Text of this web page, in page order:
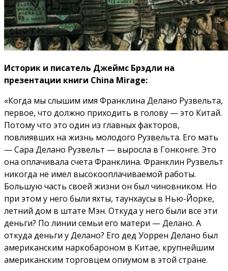
Историк и писатель Джеймс Брэдли на
презентации книги China Mirage:
«Когда мы слышим имя Франклина Делано Рузвельта,
первое, что должно приходить в голову — это Китай.
Потому что это один из главных факторов,
повлиявших на жизнь молодого Рузвельта. Его мать
— Сара Делано Рузвельт — выросла в Гонконге. Это
она оплачивала счета Франклина. Франклин Рузвельт
никогда не имел высокооплачиваемой работы.
Большую часть своей жизни он был чиновником. Но
при этом у него были яхты, таунхаусы в Нью-Йорке,
летний дом в штате Мэн. Откуда у него были все эти
деньги? По линии семьи его матери — Делано. А
откуда деньги у Делано? Его дед Уоррен Делано был
американским наркобароном в Китае, крупнейшим
американским торговцем опиумом в этой стране.